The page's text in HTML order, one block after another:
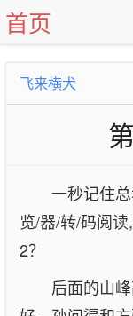
首页
飞来横犬
一秒记住
览/器/转/码阅
2？
后面的山